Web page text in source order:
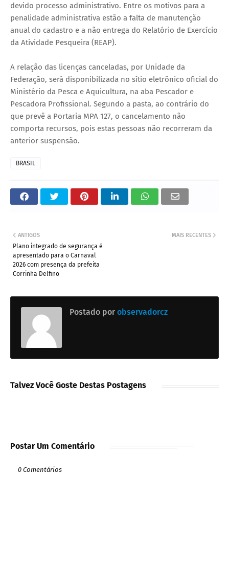
devido processo administrativo. Entre os motivos para a
penalidade administrativa estão a falta de manutenção
anual do cadastro e a não entrega do Relatório de Exercício
da Atividade Pesqueira (REAP).
A relação das licenças canceladas, por Unidade da
Federação, será disponibilizada no sítio eletrônico oficial do
Ministério da Pesca e Aquicultura, na aba Pescador e
Pescadora Profissional. Segundo a pasta, ao contrário do
que prevê a Portaria MPA 127, o cancelamento não
comporta recursos, pois estas pessoas não recorreram da
anterior suspensão.
BRASIL
MAIS RECENTES
ANTIGOS
Plano integrado de segurança é
apresentado para o Carnaval
2026 com presença da prefeita
Corrinha Delfino
Postado por observadorcz
Talvez Você Goste Destas Postagens
Postar Um Comentário
0 Comentários